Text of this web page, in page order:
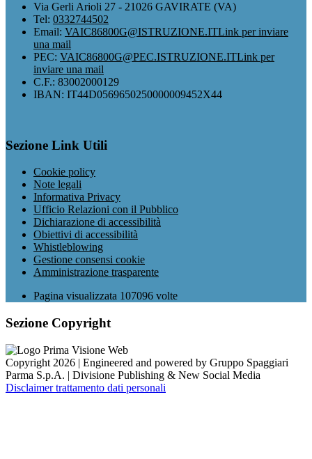
Via Gerli Arioli 27 - 21026 GAVIRATE (VA)
Tel: 0332744502
Email: VAIC86800G@ISTRUZIONE.ITLink per inviare
una mail
PEC: VAIC86800G@PEC.ISTRUZIONE.ITLink per
inviare una mail
C.F.: 83002000129
IBAN: IT44D0569650250000009452X44
Sezione Link Utili
Cookie policy
Note legali
Informativa Privacy
Ufficio Relazioni con il Pubblico
Dichiarazione di accessibilità
Obiettivi di accessibilità
Whistleblowing
Gestione consensi cookie
Amministrazione trasparente
Pagina visualizzata 107096 volte
Sezione Copyright
Copyright 2026 | Engineered and powered by Gruppo Spaggiari
Parma S.p.A. | Divisione Publishing & New Social Media
Disclaimer trattamento dati personali